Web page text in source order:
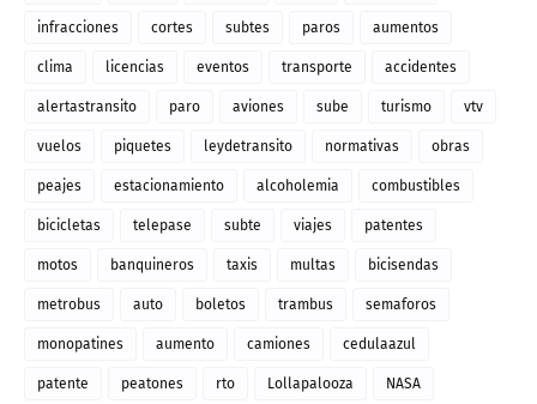
infracciones cortes subtes paros aumentos
clima licencias eventos transporte accidentes
alertastransito paro aviones sube turismo vtv
vuelos piquetes leydetransito normativas obras
peajes estacionamiento alcoholemia combustibles
bicicletas telepase subte viajes patentes
motos banquineros taxis multas bicisendas
metrobus auto boletos trambus semaforos
monopatines aumento camiones cedulaazul
patente peatones rto Lollapalooza NASA